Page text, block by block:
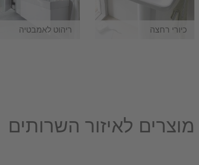
כיורי רחצה ריהוט לאמבטיה
מוצרים לאיזור השרותים